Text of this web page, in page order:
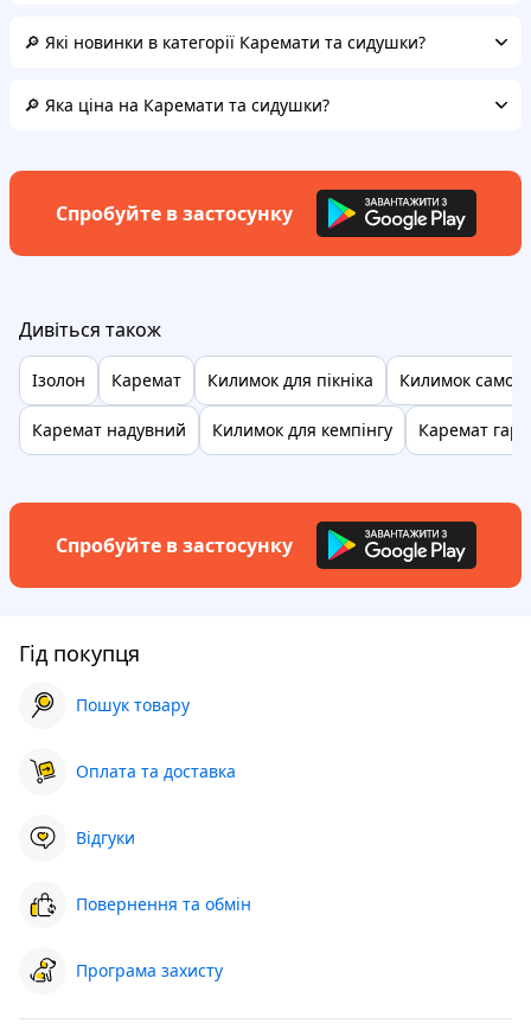
🔎 Які новинки в категорії Каремати та сидушки?
🔎 Яка ціна на Каремати та сидушки?
Спробуйте в застосунку
Дивіться також
Ізолон Каремат Килимок для пікніка Килимок
Каремат надувний Килимок для кемпінгу Каремат
Спробуйте в застосунку
Гід покупця
Пошук товару
Оплата та доставка
Відгуки
Повернення та обмін
Програма захисту